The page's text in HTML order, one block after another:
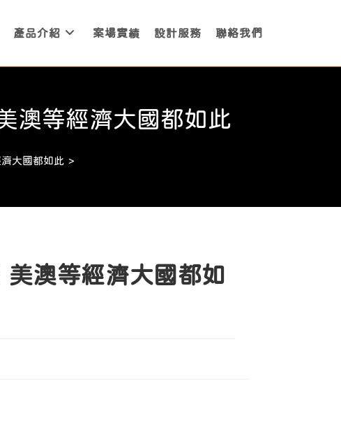
產品介紹 案場實績 設計服務 聯絡我們
澳等經濟大國都如此
大國都如此 >
澳等經濟大國都如